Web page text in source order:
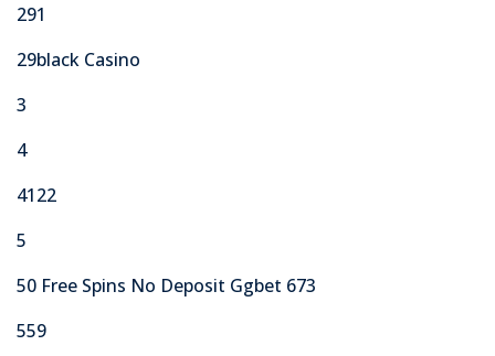
291
29black Casino
3
4
4122
5
50 Free Spins No Deposit Ggbet 673
559